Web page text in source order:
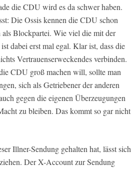
die CDU wird es da schwer haben.
Die Ossis kennen die CDU schon
als Blockpartei. Wie viel die mit der
dabei erst mal egal. Klar ist, dass die
Vertrauenserweckendes verbinden.
CDU groß machen will, sollte man
sich als Getriebener der anderen
gegen die eigenen Überzeugungen
zu bleiben. Das kommt so gar nicht
Illner-Sendung gehalten hat, lässt sich
Der X-Account zur Sendung